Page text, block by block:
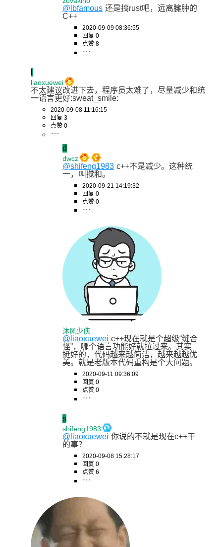
@lbfamous 还是搞rust吧，远离臃肿的
C++
2020-09-09 08:36:55
回复 0
点赞 8
liaoxuewei
不太建议改进下去，程序员太难了，尽量减少和统
一语言更好:sweat_smile:
2020-09-08 11:16:15
回复 3
点赞 0
d
dwcz
@shifeng1983 c++不是减少。这种统
一，叫搅和。
2020-09-21 14:19:32
回复 0
点赞 0
沐风少侠
@liaoxuewei c++现在就是个超级“缝合
怪”，哪个语言功能好就拉过来。其实
挺好的，代码越来越简洁，越来越越优
美。就是老版本代码重构是个大问题。
2020-09-11 09:36:09
回复 0
点赞 0
s
shifeng1983
@liaoxuewei 你说的不就是现在c++干
的事？
2020-09-08 15:28:17
回复 0
点赞 6